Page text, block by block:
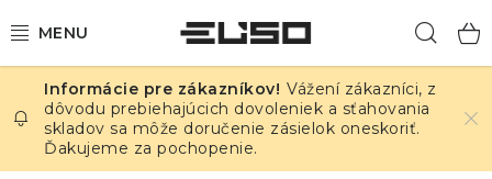
na
ELEKTRINA
TEPLOTA A VLHKOSŤ
Vážení zákazníci, z
dôvodu prebiehajúcich dovoleniek a sťahovania
skladov sa môže doručenie zásielok oneskoriť.
Ďakujeme za pochopenie.